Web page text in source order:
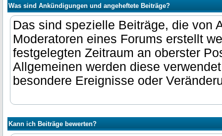
Was sind Ankündigungen und angeheftete Beiträge?
Das sind spezielle Beiträge, die von
Moderatoren eines Forums erstellt
festgelegten Zeitraum an oberster
Allgemeinen werden diese
besondere Ereignisse oder
Kann ich Beiträge bewerten?